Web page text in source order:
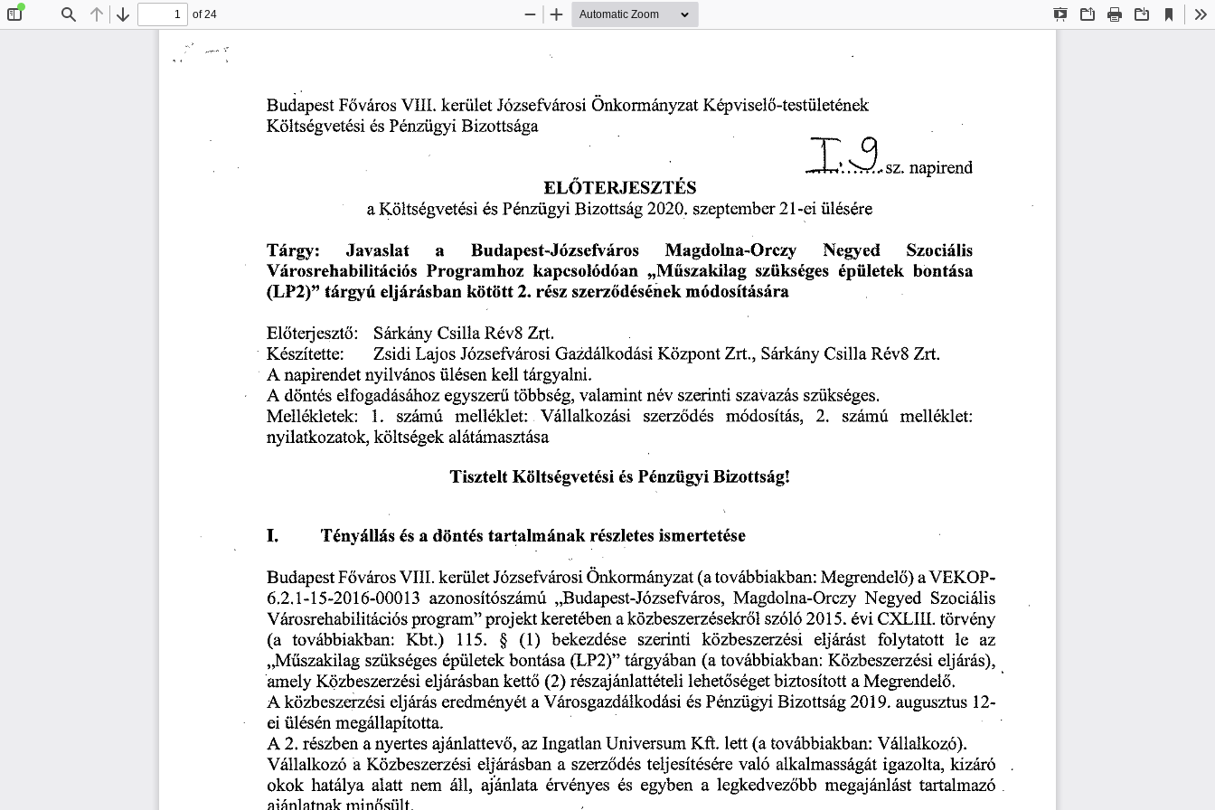
Find Previous
Next
of 24
Presentation
OpenPrint Download
Current
View
Zoom
Zoom
Budapest Főváros VIII. kerület Józsefvárosi Önkormányzat Képviselő-testületének
Költségvetési és Pénzügyi Bizottsága
sz. napirend
ELŐ TERJESZTÉS
a Költségvetési és Pénzügyi Bizottság 2020, szeptember 21-ei ülésére
Tárgy: Javaslat a Budapest-Józsefváros Magdolna-Orczy Negyed
Szociális
Városrehabilitációs Programhoz kapcsolódóan „Műszakilag szükséges épületek bontása
(LP2)" tárgyú eljárásban kötött 2. rész szerződésének módosítására
Előterjesztő: Sárkány Csilla Rév8 Zrt.
Készítette:
Zsidi Lajos Józsefvárosi Gaidálkodási Központ Zrt., Sárkány Csilla Rév8 Zrt.
• A napirendet nyilvános ülésen kell tárgyalni.
A döntés elfogadásához egyszerű többség, valamint név szerinti szavazás szükséges.
Mellékletek:
1. számú melléklet: Vállalkozási szerződés módosítás, 2. számú
melléklet:
nyilatkozatok, költségek alátámasztása
Tisztelt Költségvetési és Pénzügyi Bizottság!
I. Tényállás és a döntés tartalmának részletes ismertetése
Budapest Főváros VIII. kerület Józsefvárosi Önkormányzat (a továbbiakban: Megrendelő) a VEKOP-
6.2.1-15-2016-00013 azonosítószámú „Budapest-Józsefváros, Magdolna-Orczy Negyed Szociális
Városrehabilitációs program" projekt keretében a közbeszerzésekről szóló 2015. évi CXLIII. törvény
(a
továbbiakban: Kbt.) 115. § (1) bekezdése szerinti közbeszerzési eljárást folytatott le az
„Műszakilag szükséges épületek bontása (LP2)" tárgyában (a továbbiakban: Közbeszerzési eljárás),
amely Közbeszerzési eljárásban kettő (2) részajánlattételi lehetőséget biztosított a Megrendelő
A közbeszerzési eljárás eredményét a Városgazdálkodási és Pénzügyi Bizottság 2019. augusztus 12-
ei ülésén megállapította.
A 2. részben a nyertes ajánlattevő az Ingatlan Universum Kft. lett (a továbbiakban: Vállalkozó).
Vállalkozó a Közbeszerzési eljárásban a szerz ődés teljesítésére való alkalmasságát igazolta, kizáró
okok hatálya alatt nem áll, ajánlata érvényes is egyben a legkedvez őbb megajánlást tartalmazó
ajánlatnak min sült.